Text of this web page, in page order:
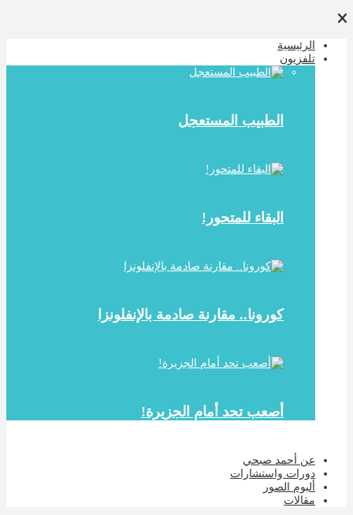
الرئيسية
تلفزيون
الطبيب المستعجل
البقاء للمتحور!
كورونا.. مقارنة صادمة بالإنفلونزا
أصعب تحد أمام الجزيرة!
عن أحمد صبحي
دورات واستشارات
ألبوم الصور
مقالات